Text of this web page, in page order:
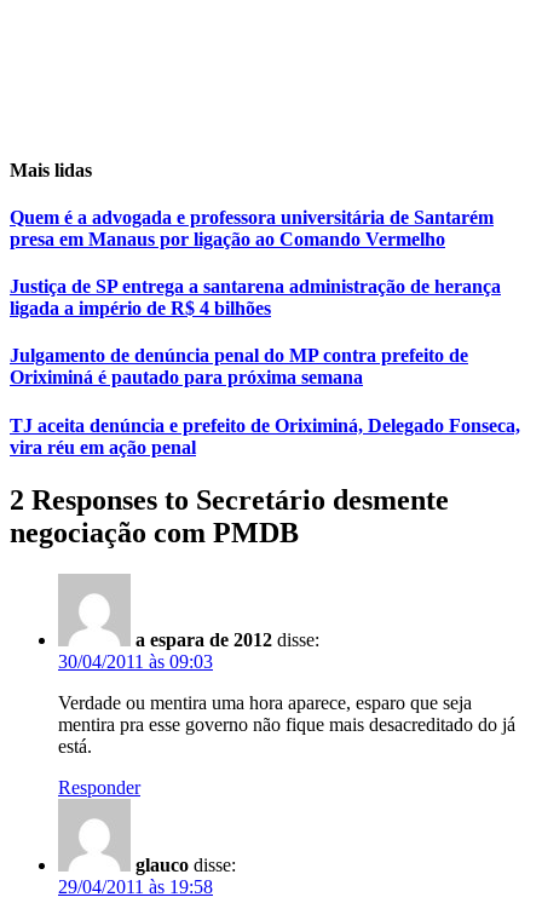
Mais lidas
Quem é a advogada e professora universitária de Santarém
presa em Manaus por ligação ao Comando Vermelho
Justiça de SP entrega a santarena administração de herança
ligada a império de R$ 4 bilhões
Julgamento de denúncia penal do MP contra prefeito de
Oriximiná é pautado para próxima semana
TJ aceita denúncia e prefeito de Oriximiná, Delegado Fonseca,
vira réu em ação penal
2 Responses to Secretário desmente
negociação com PMDB
a espara de 2012 disse:
30/04/2011 às 09:03
Verdade ou mentira uma hora aparece, esparo que seja
mentira pra esse governo não fique mais desacreditado do já
está.
Responder
glauco disse:
29/04/2011 às 19:58